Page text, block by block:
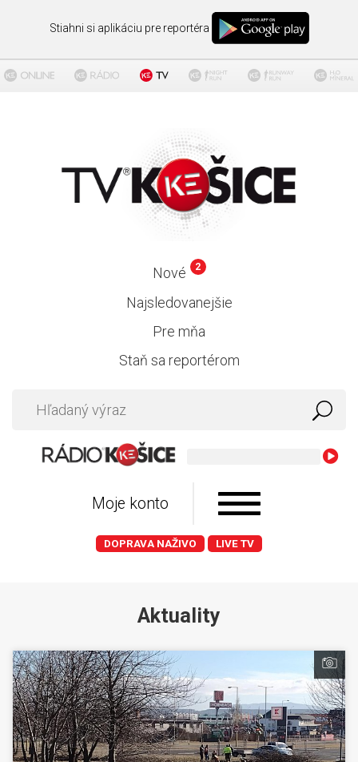
Stiahni si aplikáciu pre reportéra
Nové 2
Najsledovanejšie
Pre mňa
Staň sa reportérom
Kylie
Moje konto
DOPRAVA NAŽIVO LIVE TV
Aktuality